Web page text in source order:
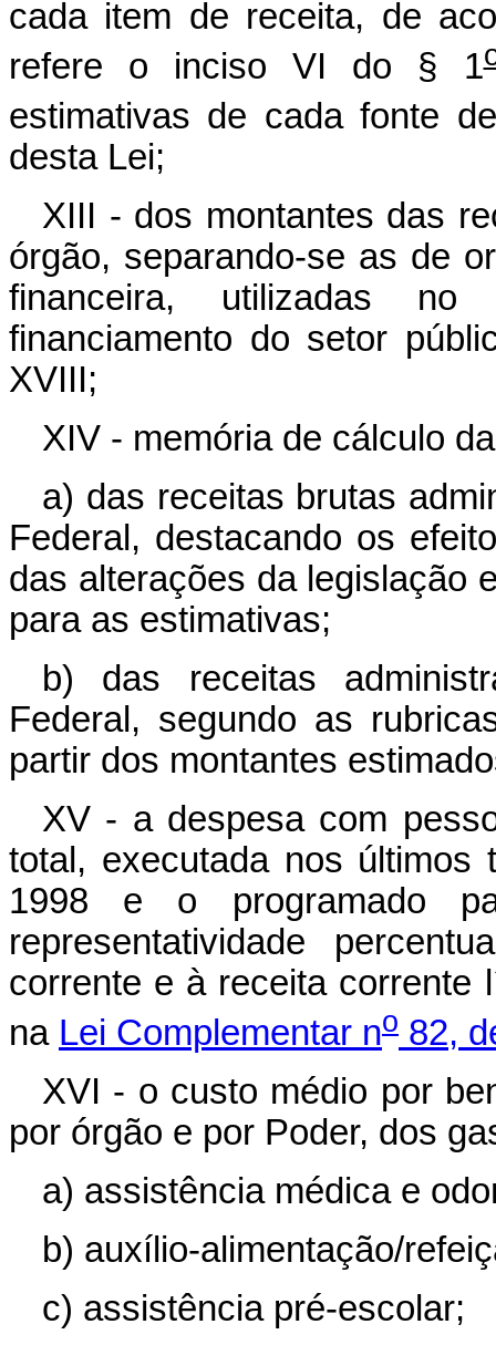
cada item de receita, de
refere o inciso VI do § 1
estimativas de cada fonte
desta Lei;
XIII - dos montantes das
órgão, separando-se as de
financeira, utilizadas
financiamento do setor
XVIII;
XIV - memória de cálculo
a) das receitas brutas
Federal, destacando os
das alterações da legislação
para as estimativas;
b) das receitas
Federal, segundo as
partir dos montantes
XV - a despesa com
total, executada nos
1998 e o programado
representatividade
corrente e à receita corrente
na Lei Complementar no 82,
XVI - o custo médio por
por órgão e por Poder, dos
a) assistência médica e
b) auxílio-alimentação/
c) assistência pré-escolar;